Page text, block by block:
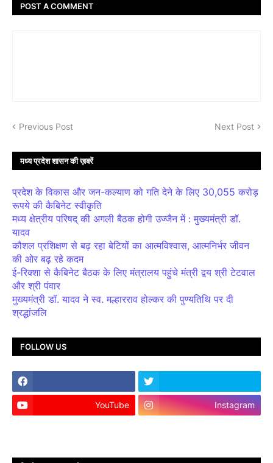
POST A COMMENT
Previous Post Next Post
मध्य प्रदेश शासन की ख़बरें
प्रदेश के विकास और जन-कल्याण को गति देने के लिए 30,055 करोड़
रूपये की कैबिनेट स्वीकृति
मध्य क्षेत्रीय परिषद् की अगली बैठक होगी उज्जैन में : मुख्यमंत्री डॉ.
यादव
कौशल प्रशिक्षण से बढ़ रहा बेटियों का आत्मविश्वास, आत्मनिर्भर जीवन
की ओर बढ़ रहे कदम
ई-रिक्शा से कैबिनेट बैठक के लिए मंत्रालय पहुंचे मंत्री द्वय श्री टेटवाल
और श्री पंवार
मुख्यमंत्री डॉ. यादव ने स्व. मल्हारराव होल्कर की पुण्यतिथि पर दी
श्रद्धांजलि
FOLLOW US
YouTube Instagram